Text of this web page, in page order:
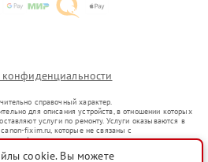
справочный характер.
для описания устройств, в отношении которых
услуги по ремонту. Услуги оказываются в
fixim.ru, которые не связаны с
их официальными представителями.
введенных в гражданский оборот в соответствии
cookie. Вы можете